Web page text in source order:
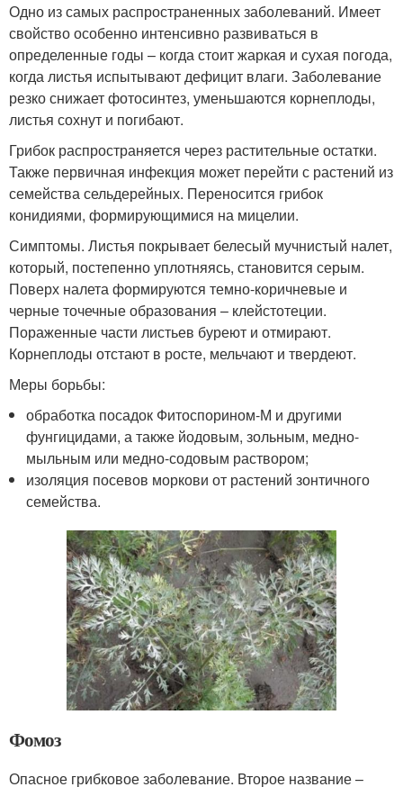
Одно из самых распространенных заболеваний. Имеет
свойство особенно интенсивно развиваться в
определенные годы – когда стоит жаркая и сухая погода,
когда листья испытывают дефицит влаги. Заболевание
резко снижает фотосинтез, уменьшаются корнеплоды,
листья сохнут и погибают.
Грибок распространяется через растительные остатки.
Также первичная инфекция может перейти с растений из
семейства сельдерейных. Переносится грибок
конидиями, формирующимися на мицелии.
Симптомы. Листья покрывает белесый мучнистый налет,
который, постепенно уплотняясь, становится серым.
Поверх налета формируются темно-коричневые и
черные точечные образования – клейстотеции.
Пораженные части листьев буреют и отмирают.
Корнеплоды отстают в росте, мельчают и твердеют.
Меры борьбы:
обработка посадок Фитоспорином-М и другими
фунгицидами, а также йодовым, зольным, медно-
мыльным или медно-содовым раствором;
изоляция посевов моркови от растений зонтичного
семейства.
Фомоз
Опасное грибковое заболевание. Второе название –